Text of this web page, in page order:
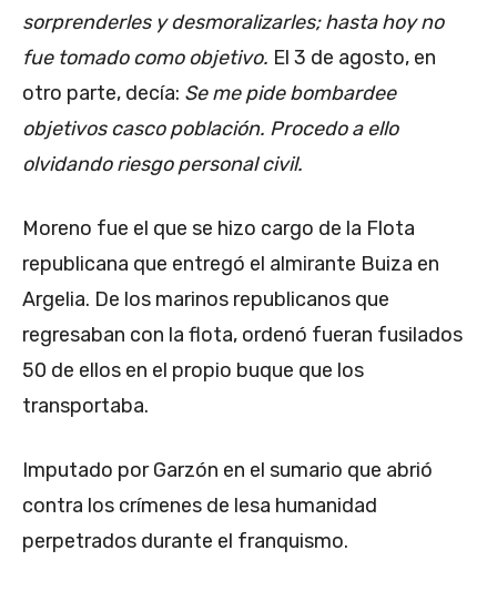
sorprenderles y desmoralizarles; hasta hoy no
fue tomado como objetivo. El 3 de agosto, en
otro parte, decía: Se me pide bombardee
objetivos casco población. Procedo a ello
olvidando riesgo personal civil.
Moreno fue el que se hizo cargo de la Flota
republicana que entregó el almirante Buiza en
Argelia. De los marinos republicanos que
regresaban con la flota, ordenó fueran fusilados
50 de ellos en el propio buque que los
transportaba.
Imputado por Garzón en el sumario que abrió
contra los crímenes de lesa humanidad
perpetrados durante el franquismo.